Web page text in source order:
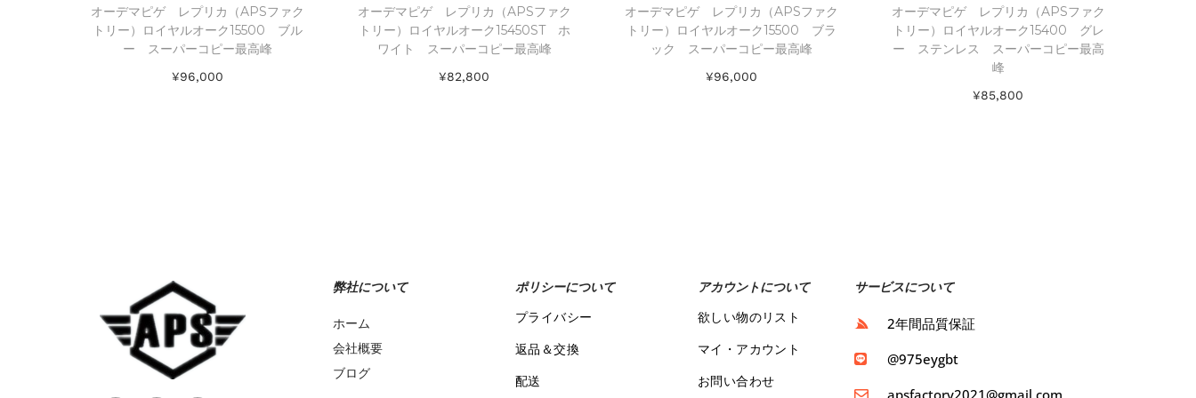
オーデマピゲ レプリカ（APSファク
トリー）ロイヤルオーク15500 ブル
ー スーパーコピー最高峰
¥96,000
オーデマピゲ レプリカ（APSファク
トリー）ロイヤルオーク15450ST ホ
ワイト スーパーコピー最高峰
¥82,800
オーデマピゲ レプリカ（APSファク
トリー）ロイヤルオーク15500 ブラ
ック スーパーコピー最高峰
¥96,000
オーデマピゲ レプリカ（APSファク
トリー）ロイヤルオーク15400 グレ
ー ステンレス スーパーコピー最高
峰
¥85,800
弊社について
ホーム
会社概要
ブログ
ポリシーについて
プライバシー
返品＆交換
配送
アカウントについて
欲しい物のリスト
マイ・アカウント
お問い合わせ
サービスについて
2年間品質保証
@975eygbt
apsfactory2021@gmail.com